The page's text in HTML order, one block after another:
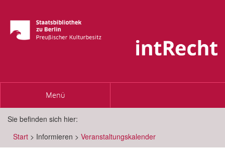
Toggle
Menü
Sie befinden sich hier:
Start > Informieren > Veranstaltungskalender